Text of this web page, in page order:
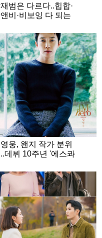
범은 다르다..힙합·
비·비보잉 다 되는
웅, 왠지 작가 분위
데뷔 10주년 '에스콰